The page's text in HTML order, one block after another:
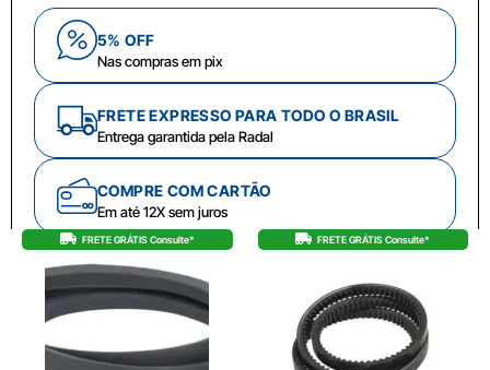
5% OFF
Nas compras em pix
FRETE EXPRESSO PARA TODO O BRASIL
Entrega garantida pela Radal
COMPRE COM CARTÃO
Em até 12X sem juros
FRETE GRÁTIS Consulte* FRETE GRÁTIS Consulte*